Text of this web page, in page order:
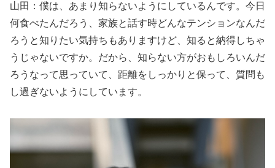
山田：僕は、あまり知らないようにしているんです。今日
何食べたんだろう、家族と話す時どんなテンションなんだ
ろうと知りたい気持ちもありますけど、知ると納得しちゃ
うじゃないですか。だから、知らない方がおもしろいんだ
ろうなって思っていて、距離をしっかりと保って、質問も
し過ぎないようにしています。